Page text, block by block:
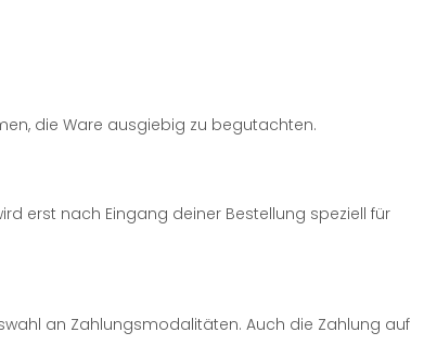
die Ware ausgiebig zu begutachten.
erst nach Eingang deiner Bestellung speziell für
an Zahlungsmodalitäten. Auch die Zahlung auf